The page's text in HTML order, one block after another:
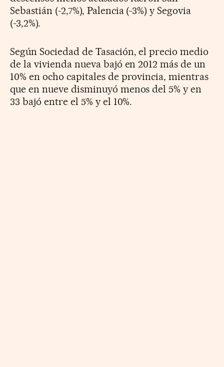
Sebastián (-2,7%), Palencia (-3%) y Segovia
(-3,2%).
Según Sociedad de Tasación, el precio medio
de la vivienda nueva bajó en 2012 más de un
10% en ocho capitales de provincia, mientras
que en nueve disminuyó menos del 5% y en
33 bajó entre el 5% y el 10%.